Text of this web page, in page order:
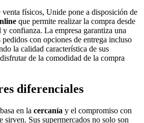
venta físicos, Unide pone a disposición de
que permite realizar la compra desde
confianza. La empresa garantiza una
con opciones de entrega incluso
la calidad característica de sus
de la comodidad de la compra
diferenciales
en la cercanía y el compromiso con
sirven. Sus supermercados no solo son